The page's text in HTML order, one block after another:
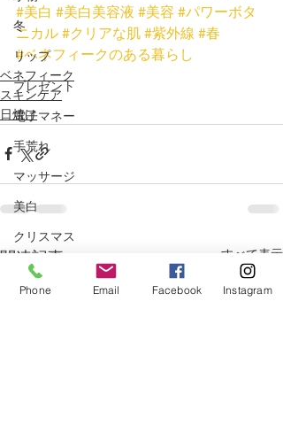
冬
リップ
プレゼント
電子マネー
手荒れ
マッサージ
美白
クリスマス
ベストコスメ
サプリメント
#美白 #美白美容液 #美容 #パワーボタ
ニカル #クリアな肌 #紫外線 #春
#ベネフィークのある暮らし
ベネフィーク
スキンケア
日焼け
関連記事 すべて表示
Phone Email Facebook Instagram